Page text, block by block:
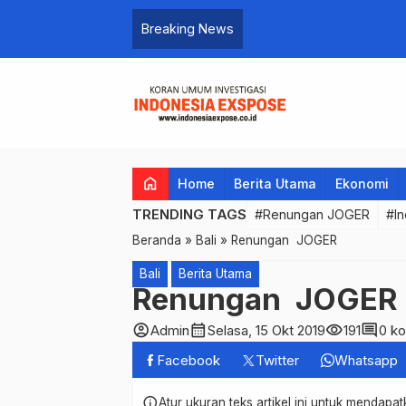
Breaking News
home Home Berita Utama Ekonomi
TRENDING TAGS #Renungan JOGER
Beranda » Bali » Renungan JOGER
Bali Berita Utama
Renungan JOGER
account_circleAdmincalendar_monthSelasa, 15 Okt 2019visibility191comment0
Facebook
Twitter Whatsapp
Atur ukuran teks artikel ini untuk